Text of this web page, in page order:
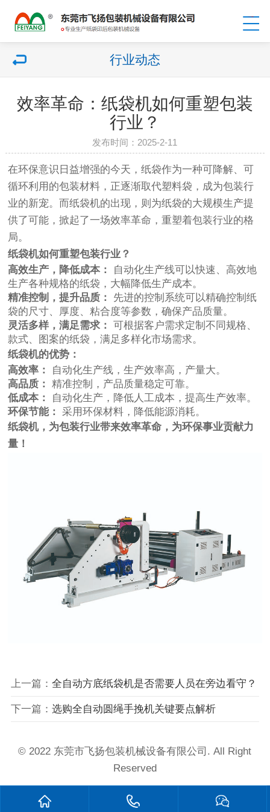
行业动态
效率革命：纸袋机如何重塑包装
行业？
发布时间：2025-2-11
在环保意识日益增强的今天，纸袋作为一种可降解、可
循环利用的包装材料，正逐渐取代塑料袋，成为包装行
业的新宠。而纸袋机的出现，则为纸袋的大规模生产提
供了可能，掀起了一场效率革命，重塑着包装行业的格
局。
纸袋机如何重塑包装行业？
高效生产，降低成本：
自动化生产线可以快速、高效地
生产各种规格的纸袋，大幅降低生产成本。
精准控制，提升品质：
先进的控制系统可以精确控制纸
袋的尺寸、厚度、粘合度等参数，确保产品质量。
灵活多样，满足需求：
可根据客户需求定制不同规格、
款式、图案的纸袋，满足多样化市场需求。
纸袋机的优势：
高效率：
自动化生产线，生产效率高，产量大。
高品质：
精准控制，产品质量稳定可靠。
低成本：
自动化生产，降低人工成本，提高生产效率。
环保节能：
采用环保材料，降低能源消耗。
纸袋机，为包装行业带来效率革命，为环保事业贡献力
量！
上一篇： 全自动方底纸袋机是否需要人员在旁边看守？
下一篇： 选购全自动圆绳手挽机关键要点解析
© 2022 东莞市飞扬包装机械设备有限公司. All Right
Reserved